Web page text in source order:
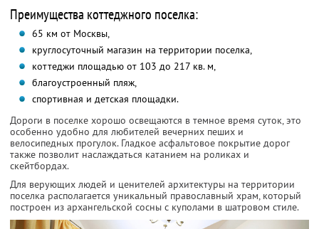
Преимущества коттеджного поселка:
65 км от Москвы,
круглосуточный магазин на территории поселка,
коттеджи площадью от 103 до 217 кв. м,
благоустроенный пляж,
спортивная и детская площадки.
Дороги в поселке хорошо освещаются в темное время суток, это
особенно удобно для любителей вечерних пеших и
велосипедных прогулок. Гладкое асфальтовое покрытие дорог
также позволит наслаждаться катанием на роликах и
скейтбордах.
Для верующих людей и ценителей архитектуры на территории
поселка располагается уникальный православный храм, который
построен из архангельской сосны с куполами в шатровом стиле.